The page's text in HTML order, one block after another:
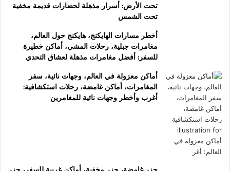
تحت الأرض: أسرار مذهلة لحضارات قديمة مخفية
تحت الشمس
أخطر مسارات الهايكنج، هايكنج حول العالم،
مغامرات جبلية، رحلات المشي، أماكن خطيرة
للسفر: أفضل مغامرات مذهلة لعشاق التحدي
أماكن معزولة في العالم، وجهات نائية، سفر
المغامرات، أماكن غامضة، رحلات استكشافية:
أغرب وأخطر وجهات نائية للمغامرين